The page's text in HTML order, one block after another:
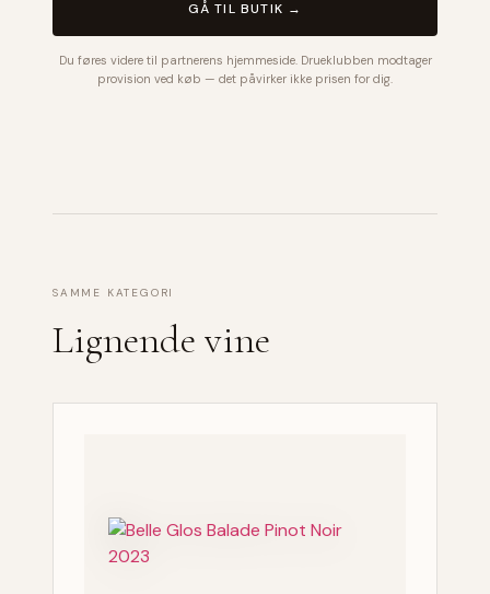
GÅ TIL BUTIK →
Du føres videre til partnerens hjemmeside. Drueklubben modtager
provision ved køb — det påvirker ikke prisen for dig.
SAMME KATEGORI
Lignende vine